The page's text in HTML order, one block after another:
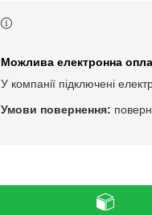
У компанії підключені